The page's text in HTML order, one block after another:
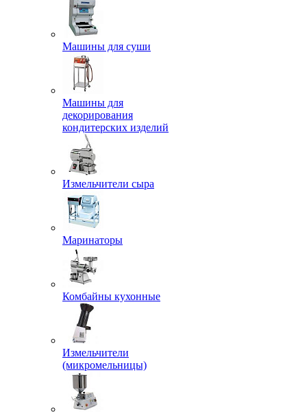
Машины для суши
Машины для
декорирования
кондитерских изделий
Измельчители сыра
Маринаторы
Комбайны кухонные
Измельчители
(микромельницы)